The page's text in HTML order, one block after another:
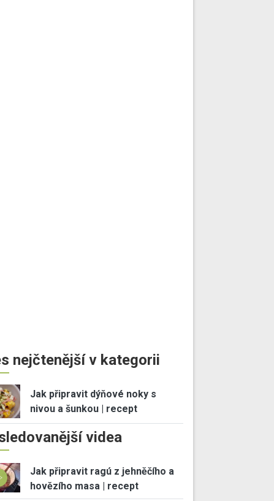
nejčtenější v kategorii
Jak připravit dýňové noky s
nivou a šunkou | recept
videa
Jak připravit ragú z jehněčího a
hovězího masa | recept